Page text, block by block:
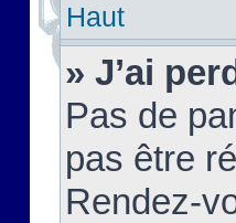
Haut
» J’ai
Pas de
pas être
Rendez-